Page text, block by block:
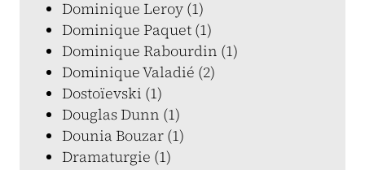
Dominique Leroy (1)
Dominique Paquet (1)
Dominique Rabourdin (1)
Dominique Valadié (2)
Dostoïevski (1)
Douglas Dunn (1)
Dounia Bouzar (1)
Dramaturgie (1)